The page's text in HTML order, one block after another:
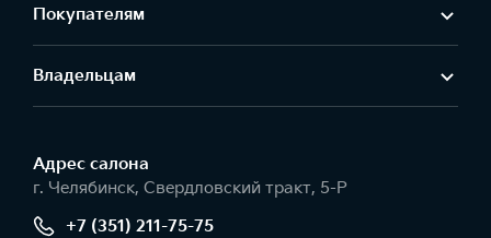
Покупателям
Владельцам
Адрес салонa
г. Челябинск, Свердловский тракт, 5-Р
+7 (351) 211-75-75